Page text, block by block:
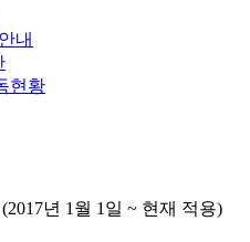
내
현황
년 1월 1일 ~ 현재 적용)